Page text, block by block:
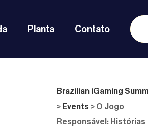
Planta Contato
Brazilian iGaming
> Events> O Jogo
Responsável: Histórias